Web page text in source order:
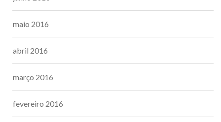
maio 2016
abril 2016
março 2016
fevereiro 2016